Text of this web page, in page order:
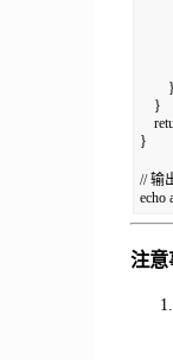
}
}
}
// 输
echo
注意